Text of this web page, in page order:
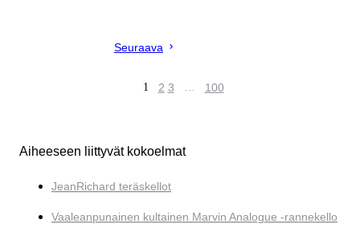
Seuraava
1 2 3 … 100
Aiheeseen liittyvät kokoelmat
JeanRichard teräskellot
Vaaleanpunainen kultainen Marvin Analogue -rannekello